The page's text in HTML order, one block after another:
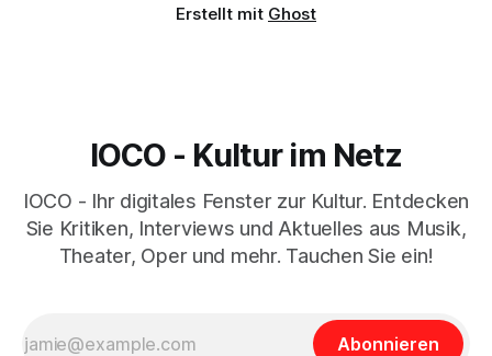
Erstellt mit Ghost
IOCO - Kultur im Netz
IOCO - Ihr digitales Fenster zur Kultur. Entdecken
Sie Kritiken, Interviews und Aktuelles aus Musik,
Theater, Oper und mehr. Tauchen Sie ein!
Abonnieren